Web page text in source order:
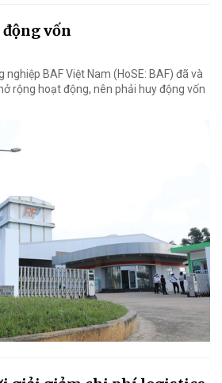
động vốn
nghiệp BAF Việt Nam (HoSE: BAF) đã và
rộng hoạt động, nên phải huy động vốn